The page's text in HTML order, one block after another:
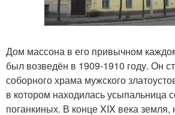
Дом массона в его привычном
был возведён в 1909-1910 году. Он
соборного храма мужского
в котором находилась усыпальница
поганкиных. В конце XIX века земля,